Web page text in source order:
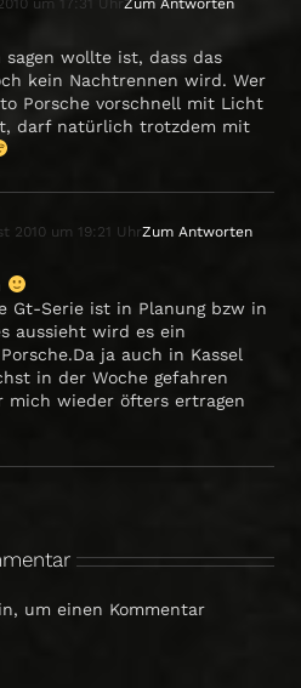
um 17:31 UhrZum Antworten
sagen wollte ist, dass das
kein Nachtrennen wird. Wer
Porsche vorschnell mit Licht
darf natürlich trotzdem mit
2010 um 19:21 UhrZum Antworten
Gt-Serie ist in Planung bzw in
aussieht wird es ein
ja auch in Kassel
in der Woche gefahren
mich wieder öfters ertragen
um einen Kommentar